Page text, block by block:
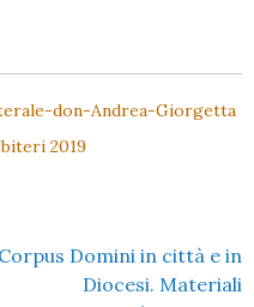
don-Andrea-Giorgetta
2019
Corpus Domini in città e in
Diocesi. Materiali